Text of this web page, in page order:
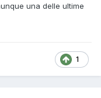
una delle ultime
1